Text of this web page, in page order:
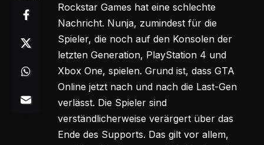
Rockstar Games hat eine schlechte
Nachricht. Nunja, zumindest für die
Spieler, die noch auf den Konsolen der
letzten Generation, PlayStation 4 und
Xbox One, spielen. Grund ist, dass GTA
Online jetzt nach und nach die Last-Gen
verlässt. Die Spieler sind
verständlicherweise verärgert über das
Ende des Supports. Das gilt vor allem,